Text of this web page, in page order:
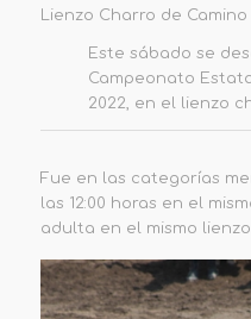
Lienzo Charro de Camino
Este sábado se
Campeonato
2022, en el lienzo
Fue en las categorías
las 12:00 horas en el
adulta en el mismo lienzo.